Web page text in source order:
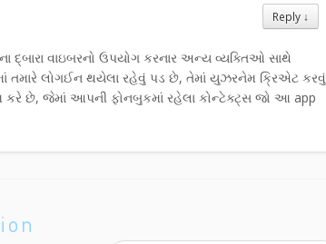
Reply ↓
વાઇબરનો ઉપયોગ કરનાર અન્ય વ્યક્તિઓ સાથે
તમારે લોગઈન થયેલા રહેવું પડ છે, તેમાં યુઝરનેમ ક્રિએટ કરવું
કરે છે, જેમાં આપની ફોનબુકમાં રહેલા કોન્ટેક્ટ્સ જો આ app